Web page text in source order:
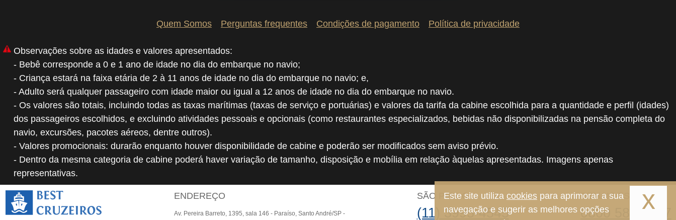
Quem Somos Perguntas frequentes Condições de pagamento Política de privacidade
Observações sobre as idades e valores apresentados:
- Bebê corresponde a 0 e 1 ano de idade no dia do embarque no navio;
- Criança estará na faixa etária de 2 à 11 anos de idade no dia do embarque no navio; e,
- Adulto será qualquer passageiro com idade maior ou igual a 12 anos de idade no dia do embarque no navio.
- Os valores são totais, incluindo todas as taxas marítimas (taxas de serviço e portuárias) e valores da tarifa da cabine escolhida para a quantidade e perfil (idades)
dos passageiros escolhidos, e excluindo atividades pessoais e opcionais (como restaurantes especializados, bebidas não disponibilizadas na pensão completa do
navio, excursões, pacotes aéreos, dentre outros).
- Valores promocionais: durarão enquanto houver disponibilidade de cabine e poderão ser modificados sem aviso prévio.
- Dentro da mesma categoria de cabine poderá haver variação de tamanho, disposição e mobília em relação àquelas apresentadas. Imagens apenas
representativas.
ENDEREÇO
Av. Pereira Barreto, 1395, sala 146 - Paraíso, Santo André/SP -
SÃO PAULO
(11) 3995-4545
DEMAIS ESTADOS
0800 580 0447
x
Este site utiliza cookies para aprimorar a sua
navegação e sugerir as melhores opções